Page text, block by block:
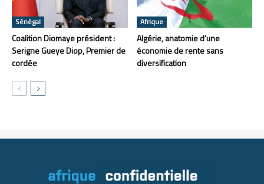
Sénégal
Coalition Diomaye président :
Serigne Gueye Diop, Premier de
cordée
Afrique
Algérie, anatomie d’une
économie de rente sans
diversification